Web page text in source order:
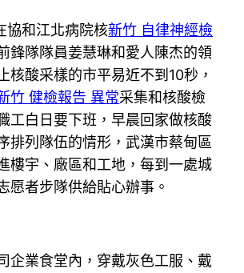
協和江北病院核新竹 自律神經檢
鋒隊隊員姜慧琳和愛人陳杰的領
核酸采樣的市平易近不到10秒，
竹 健檢報告 異常采集和核酸檢
工白日要下班，早晨回家做核酸
排列隊伍的情形，武漢市蔡甸區
樓宇、廠區和工地，每到一處城
愿者步隊供給貼心辦事。
企業食堂內，穿戴灰色工服、戴